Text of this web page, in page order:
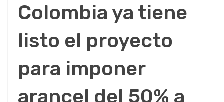
Colombia ya tiene
listo el proyecto
para imponer
arancel del 50% a